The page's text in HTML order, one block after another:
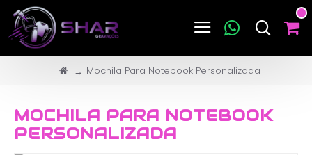
Mochila Para Notebook Personalizada
MOCHILA PARA NOTEBOOK
PERSONALIZADA